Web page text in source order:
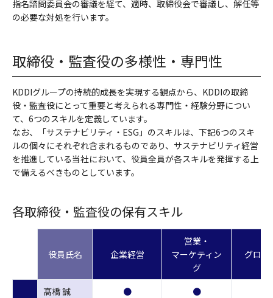
指名諮問委員会の審議を経て、適時、取締役会で審議し、解任等
の必要な対処を行います。
取締役・監査役の多様性・専門性
KDDIグループの持続的成長を実現する観点から、KDDIの取締
役・監査役にとって重要と考えられる専門性・経験分野につい
て、6つのスキルを定義しています。
なお、「サステナビリティ・ESG」のスキルは、下記6つのスキ
ルの個々にそれぞれ含まれるものであり、サステナビリティ経営
を推進している当社において、役員全員が各スキルを発揮する上
で備えるべきものとしています。
各取締役・監査役の保有スキル
役員氏名 企業経営
営業・
マーケティン
グ
グロー
髙橋 誠 ● ●